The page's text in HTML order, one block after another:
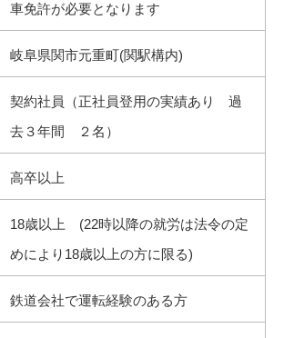
車免許が必要となります
岐阜県関市元重町(関駅構内)
契約社員（正社員登用の実績あり 過
去３年間 ２名）
高卒以上
18歳以上 (22時以降の就労は法令の定
めにより18歳以上の方に限る)
鉄道会社で運転経験のある方